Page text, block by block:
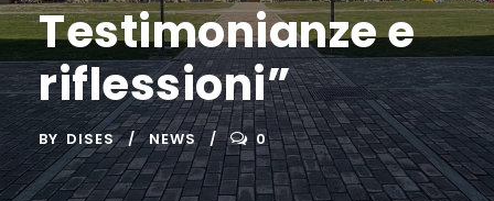
Testimonianze e
riflessioni”
BY DISES NEWS 0